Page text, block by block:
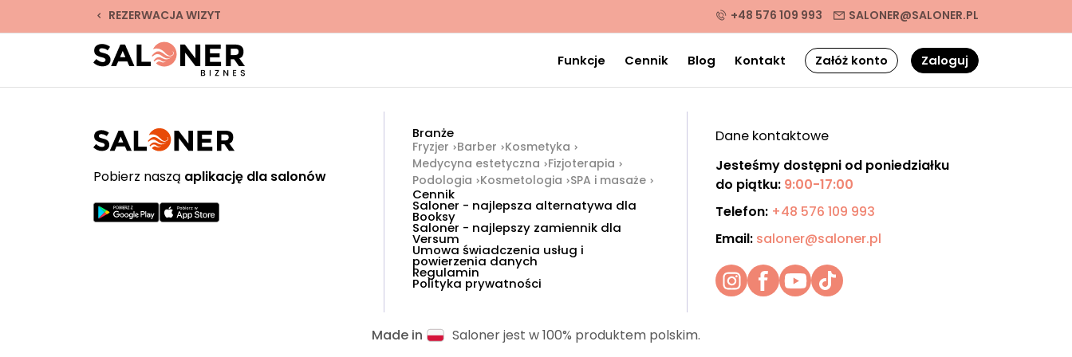
REZERWACJA WIZYT +48 576 109 993 SALONER@SALONER.PL
Funkcje Cennik Blog Kontakt Załóż konto Zaloguj
Pobierz naszą aplikację dla salonów
Branże
Fryzjer Barber Kosmetyka
Medycyna estetyczna Fizjoterapia
Podologia Kosmetologia SPA i masaże
Cennik
Saloner - najlepsza alternatywa dla
Booksy
Saloner - najlepszy zamiennik dla
Versum
Umowa świadczenia usług i
powierzenia danych
Regulamin
Polityka prywatności
Dane kontaktowe
Jesteśmy dostępni od poniedziałku
do piątku: 9:00-17:00
Telefon: +48 576 109 993
Email: saloner@saloner.pl
Made in Saloner jest w 100% produktem polskim.